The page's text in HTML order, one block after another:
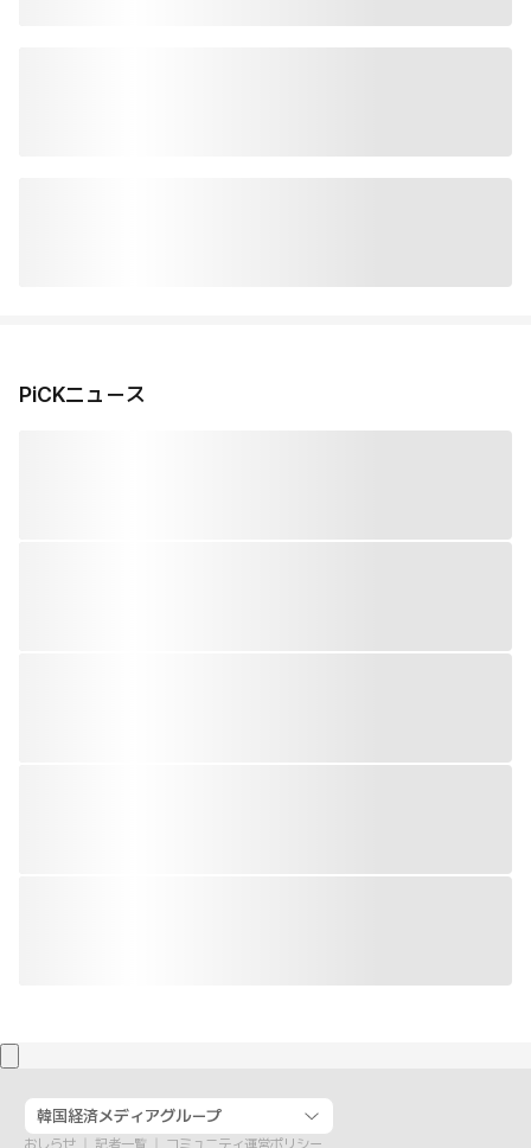
PiCKニュース
韓国経済メディアグループ
おしらせ 記者一覧 コミュニティ運営ポリシー